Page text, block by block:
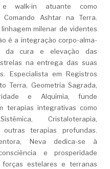
walk-in atuante como
Comando Ashtar na Terra.
milenar de videntes
é a integração corpo-alma-
da cura e elevação das
na entrega das suas
Especialista em Registros
Terra, Geometria Sagrada,
e Alquimia, funde
terapias integrativas como
Cristaloterapia,
outras terapias profundas.
Neva dedica-se à
e prosperidade
forças estelares e terranas